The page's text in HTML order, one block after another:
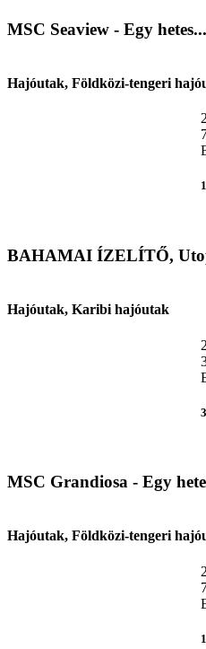
MSC Seaview - Egy hetes...
Hajóutak, Földközi-tengeri
BAHAMAI ÍZELÍTŐ,
Hajóutak, Karibi hajóutak
MSC Grandiosa - Egy
Hajóutak, Földközi-tengeri